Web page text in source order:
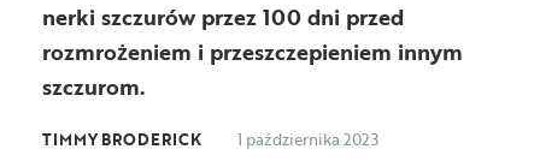
nerki szczurów przez 100 dni przed
rozmrożeniem i przeszczepieniem innym
szczurom.
TIMMY BRODERICK 1 października 2023